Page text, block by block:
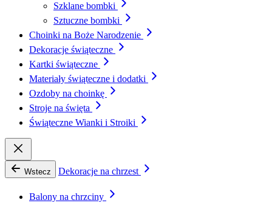
Szklane bombki
Sztuczne bombki
Choinki na Boże Narodzenie
Dekoracje świąteczne
Kartki świąteczne
Materiały świąteczne i dodatki
Ozdoby na choinkę
Stroje na święta
Świąteczne Wianki i Stroiki
Wstecz Dekoracje na chrzest
Balony na chrzciny